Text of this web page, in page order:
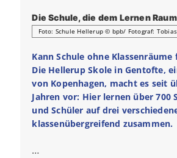
Die Schule, die dem Lernen
Foto: Schule Hellerup © bpb/ Fotograf:
Kann Schule ohne
Die Hellerup Skole in Gentofte,
von Kopenhagen, macht es seit
Jahren vor: Hier lernen über 700
und Schüler auf drei
klassenübergreifend zusammen.
…